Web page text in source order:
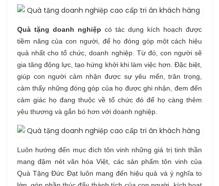
Quà tặng doanh nghiệp có tác dụng kích hoạch được
tiềm năng của con người, để họ đóng góp một cách hiệu
quả nhất cho tổ chức, doanh nghiệp. Từ đó, con người sẽ
gia tăng động lực, tạo hứng khởi khi làm việc hơn. Đặc biệt,
giúp con người cảm nhận được sự yêu mến, trân trọng,
cảm thấy những đóng góp của họ được ghi nhận, đem đến
cảm giác họ đang thuộc về tổ chức đó để họ càng thêm
yêu thương và gắn bó hơn với doanh nghiệp.
Luôn hướng đến mục đích tôn vinh những giá trị tinh thần
mang đậm nét văn hóa Việt, các sản phẩm tôn vinh của
Quà Tặng Đức Đạt luôn mang đến hiệu quả và ý nghĩa to